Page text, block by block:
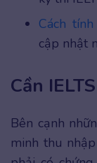
Cách
cập nhật
Cần
Bên cạnh
minh thu